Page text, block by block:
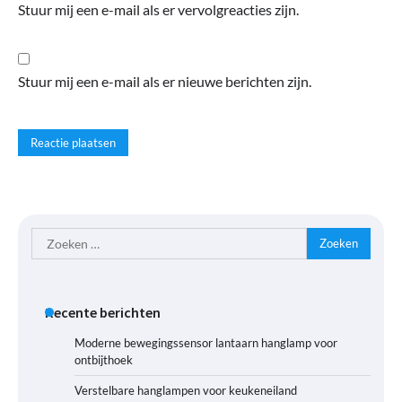
Stuur mij een e-mail als er vervolgreacties zijn.
Stuur mij een e-mail als er nieuwe berichten zijn.
Zoeken
naar:
Recente berichten
Moderne bewegingssensor lantaarn hanglamp voor
ontbijthoek
Verstelbare hanglampen voor keukeneiland